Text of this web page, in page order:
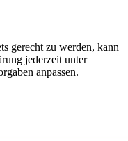
gerecht zu werden, kann
jederzeit unter
anpassen.